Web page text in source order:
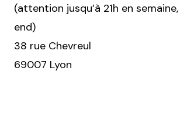
(attention jusqu’à 21h en
end)
38 rue Chevreul
69007 Lyon